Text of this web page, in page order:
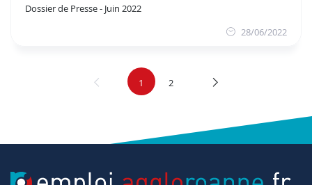
Dossier de Presse - Juin 2022
28/06/2022
1 2